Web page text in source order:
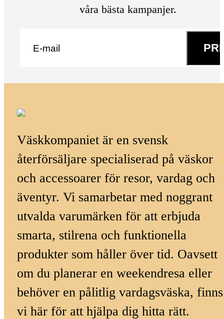
våra bästa kampanjer.
Väskkompaniet är en svensk
återförsäljare specialiserad på väskor
och accessoarer för resor, vardag och
äventyr. Vi samarbetar med noggrant
utvalda varumärken för att erbjuda
smarta, stilrena och funktionella
produkter som håller över tid. Oavsett
om du planerar en weekendresa eller
behöver en pålitlig vardagsväska, finns
vi här för att hjälpa dig hitta rätt.